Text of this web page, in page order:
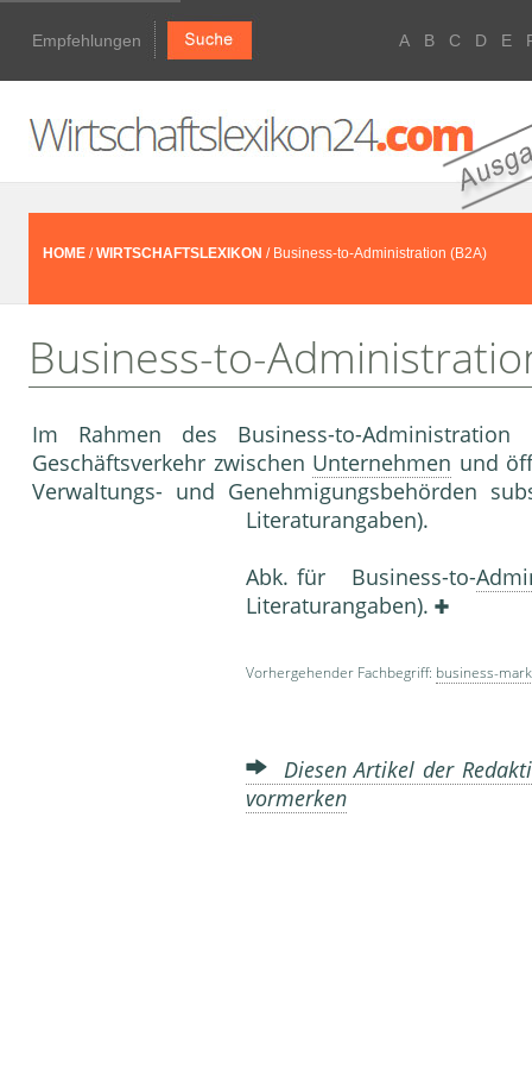
Empfehlungen A B C D E
HOME /WIRTSCHAFTSLEXIKON / Business-to-Administration (B2A)
Business-to-
Im Rahmen des Business-to-
Geschäftsverkehr zwischen Unternehmen und
Verwaltungs- und Genehmi­gungsbehörden
Literaturangaben).
Abk. für Business-to-
Literaturangaben).
Vorhergehender Fachbegriff: business-
Diesen Artikel der
vormerken